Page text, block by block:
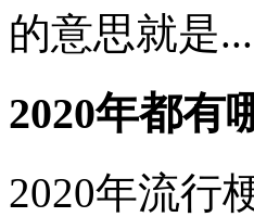
的意思就是...
2020年都有
2020年流行